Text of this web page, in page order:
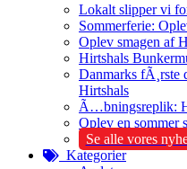
Lokalt slipper vi
Sommerferie:
Oplev smagen af
Hirtshals
Danmarks fÃ¸rste
Hirtshals
Ã…bningsreplik:
Oplev en sommer
Se alle vores
Kategorier